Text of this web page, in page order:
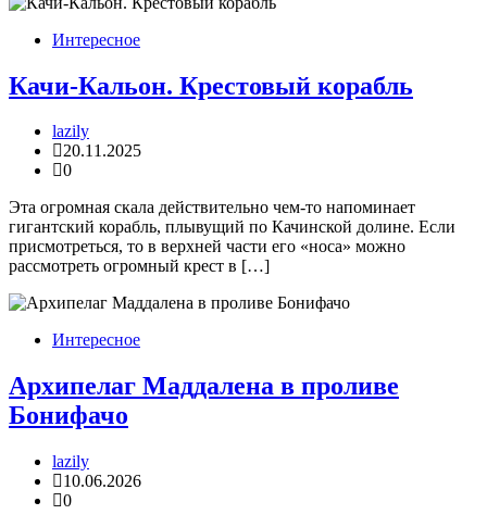
Интересное
Качи-Кальон. Крестовый корабль
lazily
20.11.2025
0
Эта огромная скала действительно чем-то напоминает
гигантский корабль, плывущий по Качинской долине. Если
присмотреться, то в верхней части его «носа» можно
рассмотреть огромный крест в […]
Интересное
Архипелаг Маддалена в проливе
Бонифачо
lazily
10.06.2026
0